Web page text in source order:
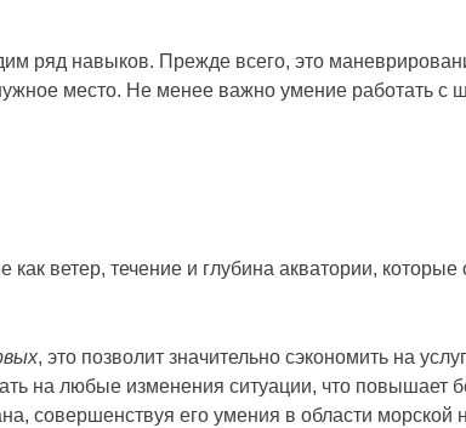
ряд навыков. Прежде всего, это
место. Не менее важно умение работать
ветер, течение и глубина акватории,
, это позволит значительно сэкономить на
на любые изменения ситуации, что повышает
совершенствуя его умения в области морской